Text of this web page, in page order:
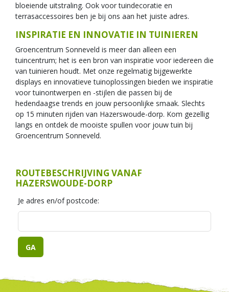
bloeiende uitstraling. Ook voor tuindecoratie en
terrasaccessoires ben je bij ons aan het juiste adres.
INSPIRATIE EN INNOVATIE IN TUINIEREN
Groencentrum Sonneveld is meer dan alleen een
tuincentrum; het is een bron van inspiratie voor iedereen die
van tuinieren houdt. Met onze regelmatig bijgewerkte
displays en innovatieve tuinoplossingen bieden we inspiratie
voor tuinontwerpen en -stijlen die passen bij de
hedendaagse trends en jouw persoonlijke smaak. Slechts
op 15 minuten rijden van Hazerswoude-dorp. Kom gezellig
langs en ontdek de mooiste spullen voor jouw tuin bij
Groencentrum Sonneveld.
ROUTEBESCHRIJVING VANAF
HAZERSWOUDE-DORP
Je adres en/of postcode: